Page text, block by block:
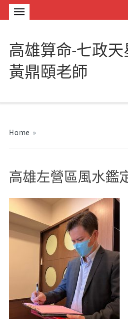
高雄算命-七政
黃鼎頤老師
Home »
高雄左營區風水鑑